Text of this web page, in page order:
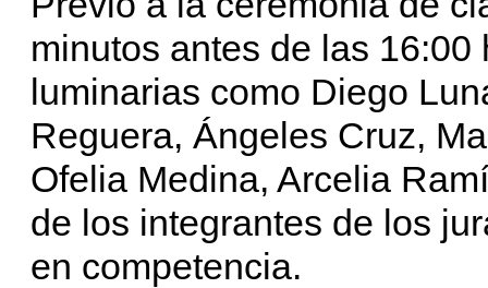
minutos antes de las
luminarias como Diego
Reguera, Ángeles Cruz,
Ofelia Medina, Arcelia
de los integrantes de los
en competencia.